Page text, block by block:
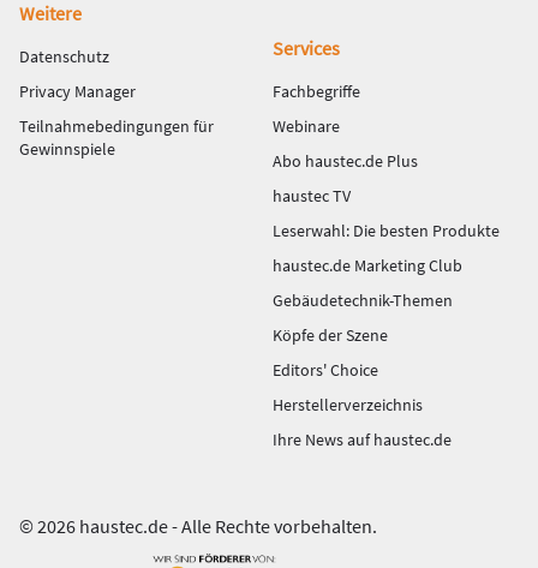
Weitere
Datenschutz
Privacy Manager
Teilnahmebedingungen für
Gewinnspiele
Services
Fachbegriffe
Webinare
Abo haustec.de Plus
haustec TV
Leserwahl: Die besten Produkte
haustec.de Marketing Club
Gebäudetechnik-Themen
Köpfe der Szene
Editors' Choice
Herstellerverzeichnis
Ihre News auf haustec.de
© 2026 haustec.de - Alle Rechte vorbehalten.